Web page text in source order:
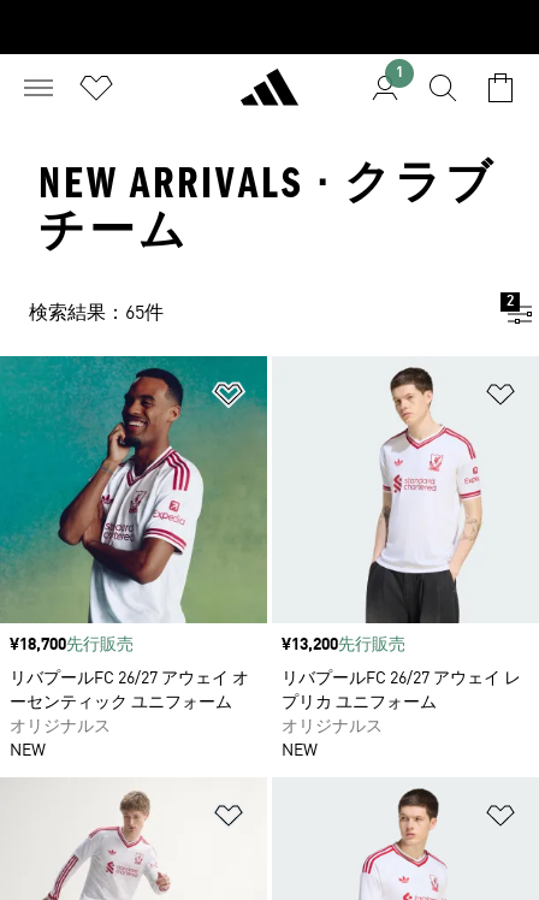
1
NEW ARRIVALS · クラブ
チーム
検索結果：65件
2
ほしいものリストに追加
価格
¥18,700先行販売
リバプールFC 26/27 アウェイ オ
ーセンティック ユニフォーム
オリジナルス
NEW
価格
¥13,200先行販売
リバプールFC 26/27 アウェイ レ
プリカ ユニフォーム
オリジナルス
NEW
ほしいものリストに追加